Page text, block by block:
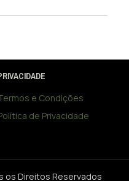
e Condições
de Privacidade
os Direitos Reservados